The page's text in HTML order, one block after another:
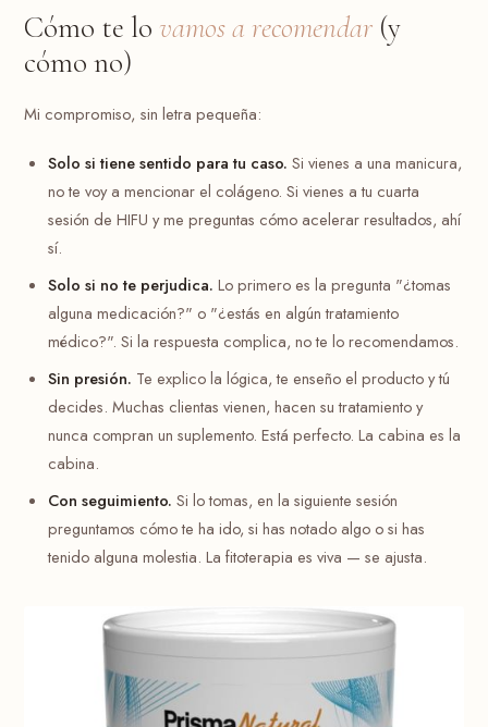
Cómo te lo vamos a recomendar (y
cómo no)
Mi compromiso, sin letra pequeña:
Solo si tiene sentido para tu caso. Si vienes a una manicura,
no te voy a mencionar el colágeno. Si vienes a tu cuarta
sesión de HIFU y me preguntas cómo acelerar resultados, ahí
sí.
Solo si no te perjudica. Lo primero es la pregunta "¿tomas
alguna medicación?" o "¿estás en algún tratamiento
médico?". Si la respuesta complica, no te lo recomendamos.
Sin presión. Te explico la lógica, te enseño el producto y tú
decides. Muchas clientas vienen, hacen su tratamiento y
nunca compran un suplemento. Está perfecto. La cabina es la
cabina.
Con seguimiento. Si lo tomas, en la siguiente sesión
preguntamos cómo te ha ido, si has notado algo o si has
tenido alguna molestia. La fitoterapia es viva — se ajusta.